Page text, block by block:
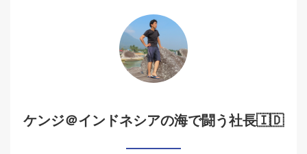
ケンジ＠インドネシアの海で闘う社長🇮🇩